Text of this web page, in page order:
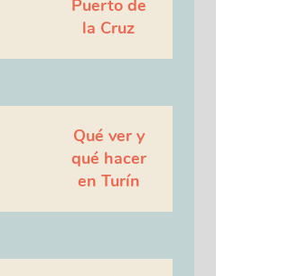
Puerto de
la Cruz
Qué ver y
qué hacer
en Turín